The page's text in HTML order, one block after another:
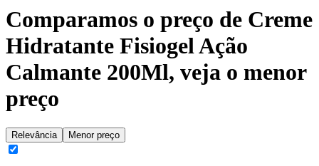
Comparamos o preço de Creme
Hidratante Fisiogel Ação
Calmante 200Ml, veja o menor
preço
Relevância Menor preço